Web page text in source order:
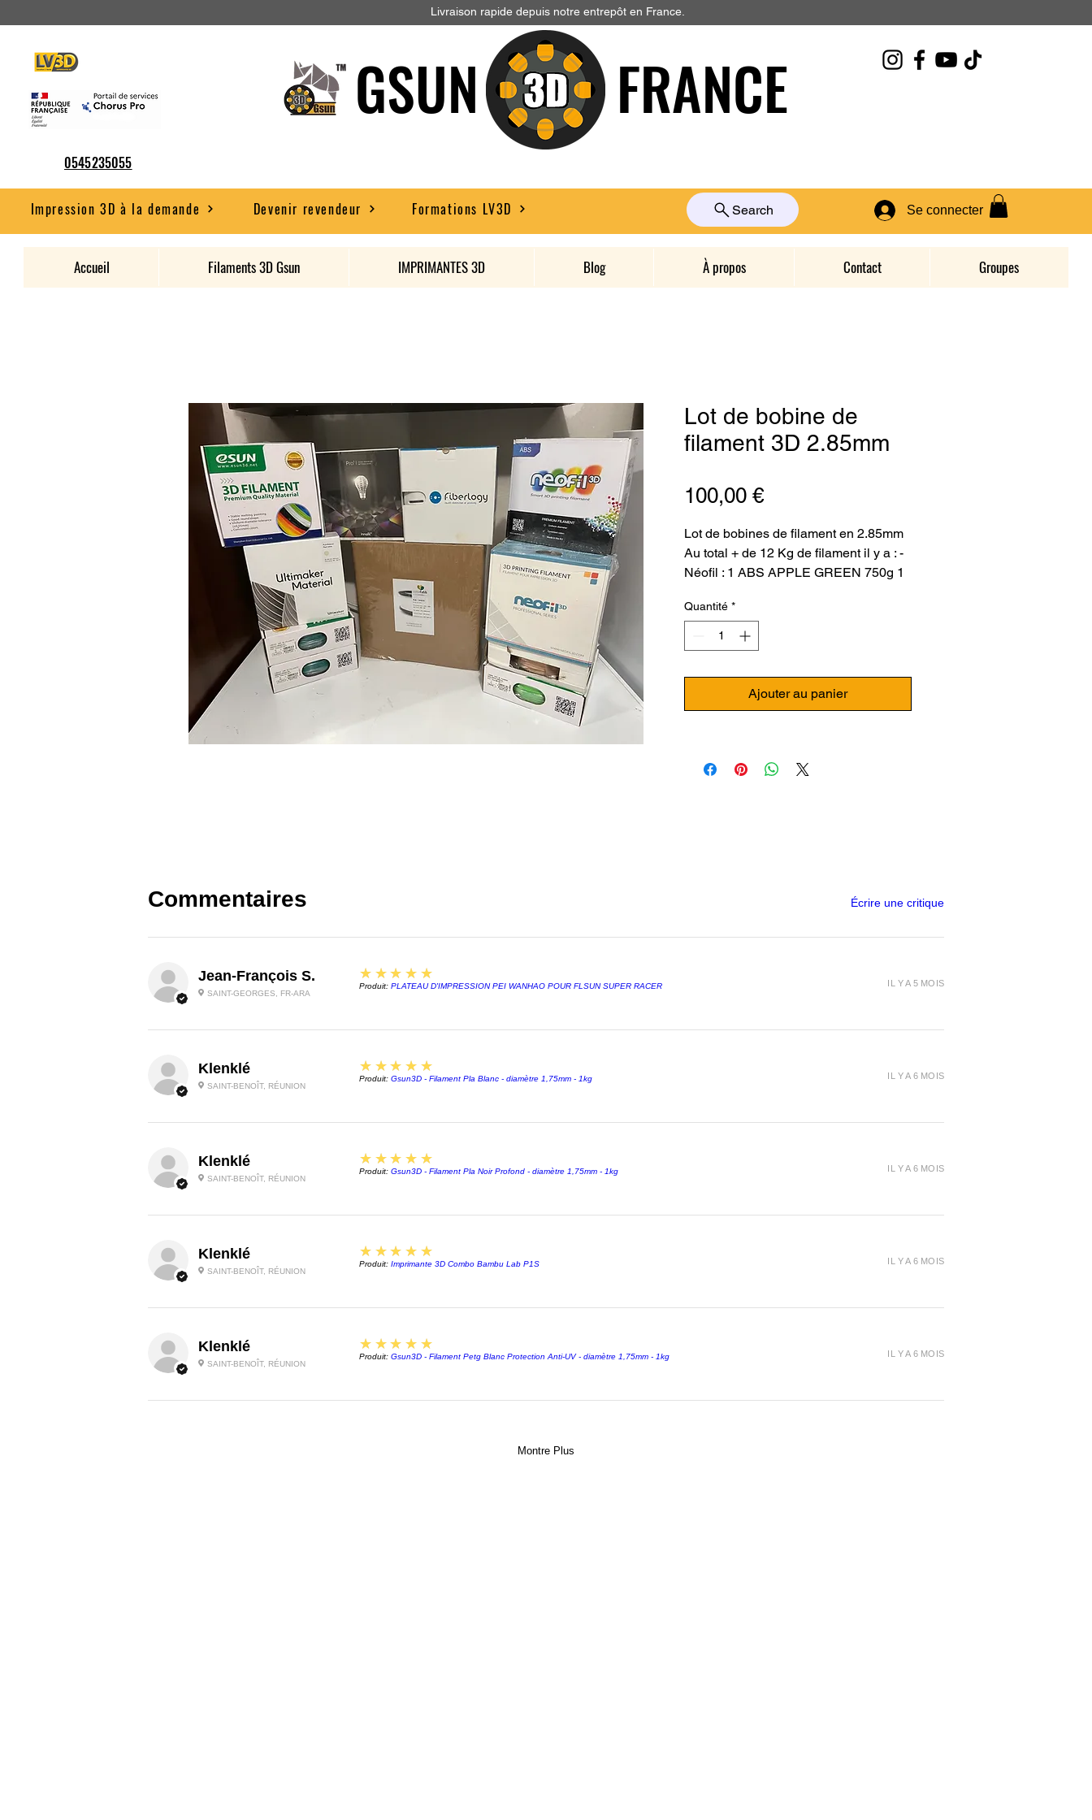
Livraison rapide depuis notre entrepôt en France.
0545235055
GSUN FRANCE
Impression 3D à la demande Devenir revendeur Formations LV3D Se connecter
Search
Accueil Filaments 3D Gsun IMPRIMANTES 3D Blog À propos Contact Groupes
Lot de bobine de
filament 3D 2.85mm
100,00 €Prix
Lot de bobines de filament en 2.85mm
Au total + de 12 Kg de filament il y a : -
Néofil : 1 ABS APPLE GREEN 750g 1
WOOD 500g 1 PLA NATURAL MILKY
750g - Esun : 1 PLA SKIN 1Kg 2 HIPS
PEAK GREEN 1Kg 2 ABS GREEN
750g - Innofil : 1 PLA NATURAL
WHITE 750g - Fiberlogy : 1
Quantité *
Ajouter au panier
Commentaires Écrire une critique
Jean-François S.
SAINT-GEORGES, FR-ARA
5
★★★★★
Produit: PLATEAU D'IMPRESSION PEI WANHAO POUR FLSUN SUPER RACER IL Y A 5 MOIS
Klenklé
SAINT-BENOÎT, RÉUNION
5
★★★★★
Produit: Gsun3D - Filament Pla Blanc - diamètre 1,75mm - 1kg IL Y A 6 MOIS
Klenklé
SAINT-BENOÎT, RÉUNION
5
★★★★★
Produit: Gsun3D - Filament Pla Noir Profond - diamètre 1,75mm - 1kg IL Y A 6 MOIS
Klenklé
SAINT-BENOÎT, RÉUNION
5
★★★★★
Produit: Imprimante 3D Combo Bambu Lab P1S IL Y A 6 MOIS
Klenklé
SAINT-BENOÎT, RÉUNION
5
★★★★★
Produit: Gsun3D - Filament Petg Blanc Protection Anti-UV - diamètre 1,75mm - 1kg IL Y A 6 MOIS
Montre Plus